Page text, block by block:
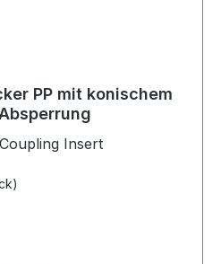
PP mit konischem
Insert